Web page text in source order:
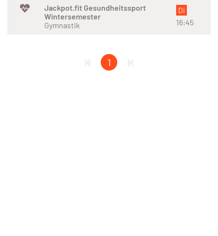
Jackpot.fit Gesundheitssport
Wintersemester
Gymnastik
Di
16:45
1